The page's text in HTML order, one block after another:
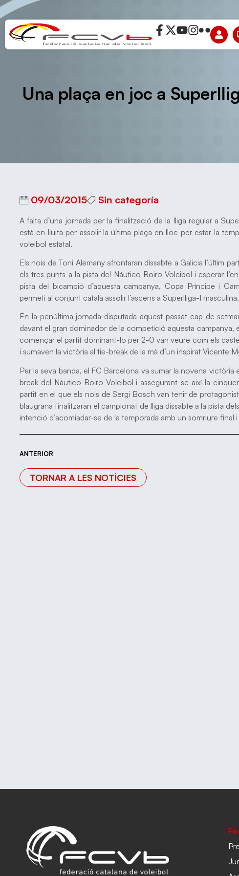
Una plaça en joc a
09/03/2015 Sin categoría
A falta d’una jornada per la finalització de la lliga regular a
està en lluita per assolir la última plaça en lloc per estar la
voleibol estatal.
Els nois de Toni Alemany afrontaran dissabte a Galicia l’últim
els tres punts a la pista del Náutico Boiro Voleibol i esperar
pista del bicampió d’aquesta campanya, Copa Príncipe i
permeti al conjunt català assolir l’ascens a Superlliga-1 masculina.
En la penúltima jornada disputada aquest passat cap de
davant el gran dominador de la competició aquesta campanya,
començar el partit dominant-lo per 2-0 van veure com els
i sumaven la victòria al tie-break de la mà d’un inspirat Vicente
Per la seva banda, el FC Barcelona va sumar la novena
break del Náutico Boiro Voleibol i assegurant-se així la
partit en el que els nois de Sergi Bosch van tenir de
blaugrana finalitzaran el campionat de lliga dissabte a la pista
intenció d’acomiadar-se de la temporada amb un somriure final
ANTERIOR
TORNAR A LES NOTÍCIES